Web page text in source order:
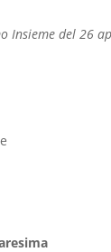
Insieme del 26